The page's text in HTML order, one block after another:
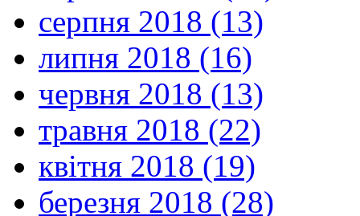
серпня 2018 (13)
липня 2018 (16)
червня 2018 (13)
травня 2018 (22)
квітня 2018 (19)
березня 2018 (28)